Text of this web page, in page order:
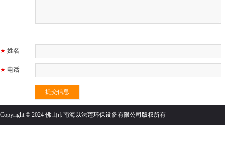
★ 姓名
★ 电话
提交信息
Copyright © 2024 佛山市南海以法莲环保设备有限公司版权所有